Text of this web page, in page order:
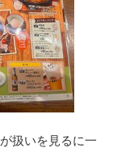
扱いを見るに一